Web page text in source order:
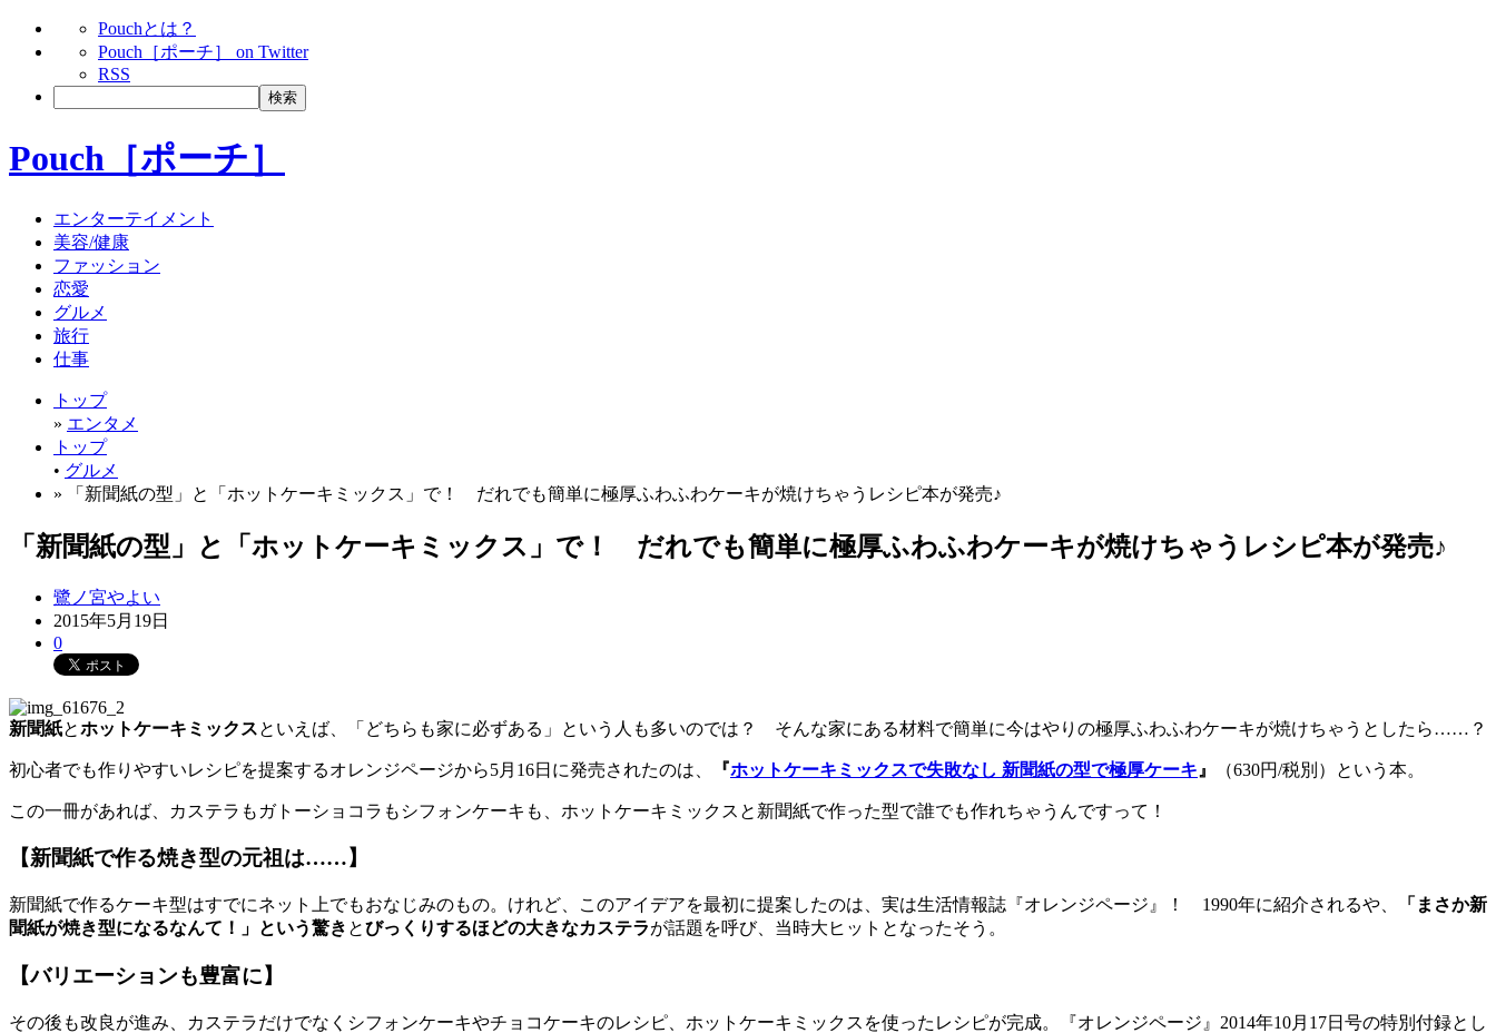
Pouchとは？
Pouch［ポーチ］ on Twitter
RSS
Pouch［ポーチ］
エンターテイメント
美容/健康
ファッション
恋愛
グルメ
旅行
仕事
トップ
» エンタメ
トップ
• グルメ
» 「新聞紙の型」と「ホットケーキミックス」で！ だれでも簡単に極厚ふわふわケーキが焼けちゃうレシピ本が発売♪
「新聞紙の型」と「ホットケーキミックス」で！ だれでも簡単に極厚ふわふわケーキが焼けちゃうレシピ本が発売♪
鷺ノ宮やよい
2015年5月19日
0
新聞紙とホットケーキミックスといえば、「どちらも家に必ずある」という人も多いのでは？ そんな家にある材料で簡単に今はやりの極厚ふわふわケーキが焼けちゃうとしたら……？
初心者でも作りやすいレシピを提案するオレンジページから5月16日に発売されたのは、 『ホットケーキミックスで失敗なし 新聞紙の型で極厚ケーキ 』 （630円/税別）という本。
この一冊があれば、カステラもガトーショコラもシフォンケーキも、ホットケーキミックスと新聞紙で作った型で誰でも作れちゃうんですって！
【新聞紙で作る焼き型の元祖は……】
新聞紙で作るケーキ型はすでにネット上でもおなじみのもの。けれど、このアイデアを最初に提案したのは、実は生活情報誌『オレンジページ』！ 1990年に紹介されるや、
「まさか新
聞紙が焼き型になるなんて！」という驚き とびっくりするほどの大きなカステラが話題を呼び、当時大ヒットとなったそう。
【バリエーションも豊富に】
その後も改良が進み、カステラだけでなくシフォンケーキやチョコケーキのレシピ、ホットケーキミックスを使ったレシピが完成。『オレンジページ』2014年10月17日号の特別付録とし